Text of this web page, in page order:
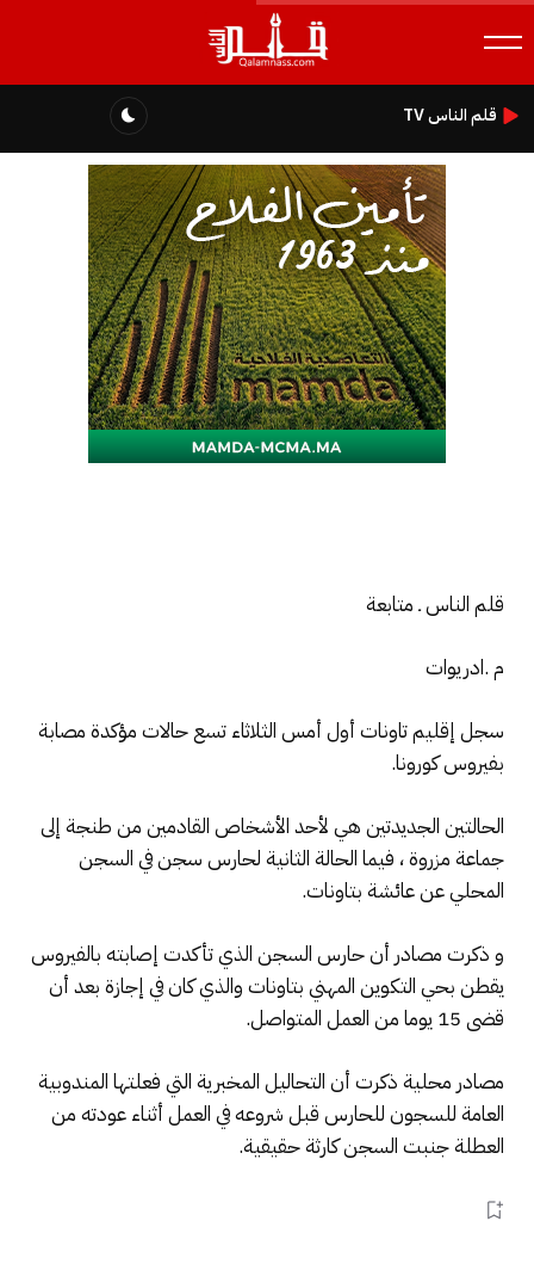
قلم الناس TV
قلم الناس ـ متابعة
م .ادريوات
سجل إقليم تاونات أول أمس الثلاثاء تسع حالات مؤكدة مصابة
بفيروس كورونا.
الحالتين الجديدتين هي لأحد الأشخاص القادمين من طنجة إلى
جماعة مزروة ، فيما الحالة الثانية لحارس سجن في السجن
المحلي عن عائشة بتاونات.
و ذكرت مصادر أن حارس السجن الذي تأكدت إصابته بالفيروس
يقطن بحي التكوين المهني بتاونات والذي كان في إجازة بعد أن
قضى 15 يوما من العمل المتواصل.
مصادر محلية ذكرت أن التحاليل المخبرية التي فعلتها المندوبية
العامة للسجون للحارس قبل شروعه في العمل أثناء عودته من
العطلة جنبت السجن كارثة حقيقية.